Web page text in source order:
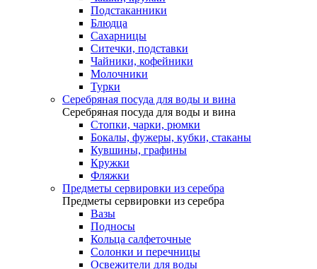
Подстаканники
Блюдца
Сахарницы
Ситечки, подставки
Чайники, кофейники
Молочники
Турки
Серебряная посуда для воды и вина
Серебряная посуда для воды и вина
Стопки, чарки, рюмки
Бокалы, фужеры, кубки, стаканы
Кувшины, графины
Кружки
Фляжки
Предметы сервировки из серебра
Предметы сервировки из серебра
Вазы
Подносы
Кольца салфеточные
Солонки и перечницы
Освежители для воды